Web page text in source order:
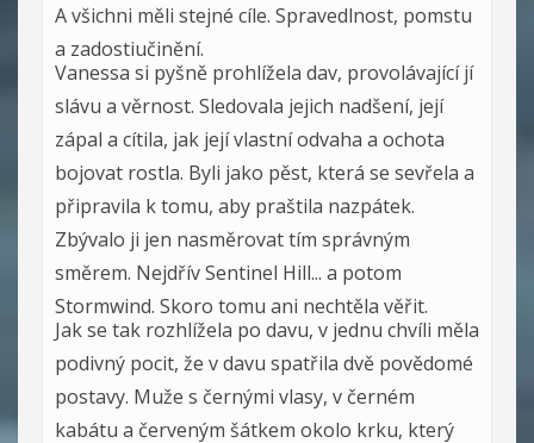
A všichni měli stejné cíle. Spravedlnost, pomstu
a zadostiučinění.
Vanessa si pyšně prohlížela dav, provolávající jí
slávu a věrnost. Sledovala jejich nadšení, její
zápal a cítila, jak její vlastní odvaha a ochota
bojovat rostla. Byli jako pěst, která se sevřela a
připravila k tomu, aby praštila nazpátek.
Zbývalo ji jen nasměrovat tím správným
směrem. Nejdřív Sentinel Hill... a potom
Stormwind. Skoro tomu ani nechtěla věřit.
Jak se tak rozhlížela po davu, v jednu chvíli měla
podivný pocit, že v davu spatřila dvě povědomé
postavy. Muže s černými vlasy, v černém
kabátu a červeným šátkem okolo krku, který